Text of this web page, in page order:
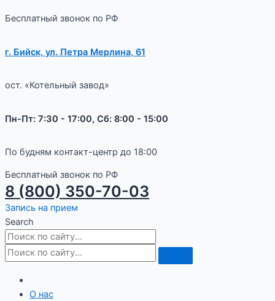
Бесплатный звонок по РФ
г. Бийск, ул. Петра Мерлина, 61
ост. «Котельный завод»
Пн-Пт: 7:30 - 17:00, Сб: 8:00 - 15:00
По будням контакт-центр до 18:00
Бесплатный звонок по РФ
8 (800) 350-70-03
Запись на прием
Search
О нас